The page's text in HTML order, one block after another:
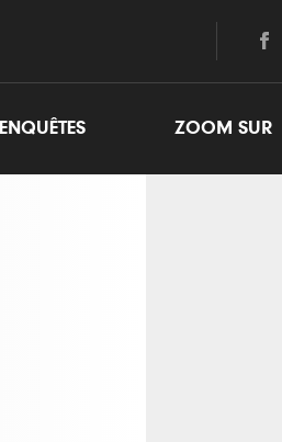
ENQUÊTES ZOOM SUR